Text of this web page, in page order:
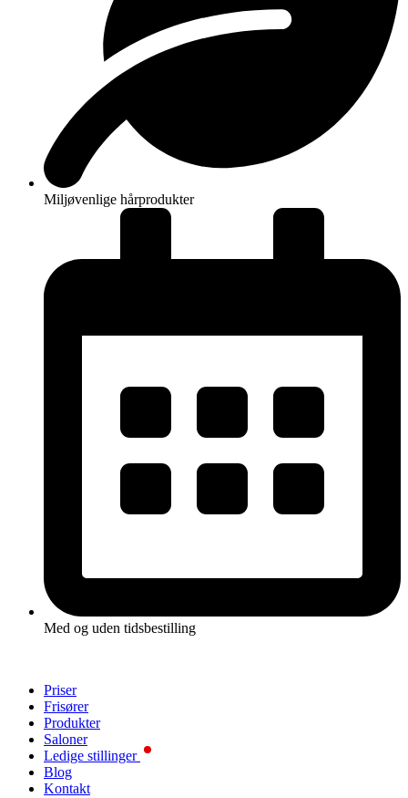
Miljøvenlige hårprodukter
Med og uden tidsbestilling
Priser
Frisører
Produkter
Saloner
Ledige stillinger
Blog
Kontakt